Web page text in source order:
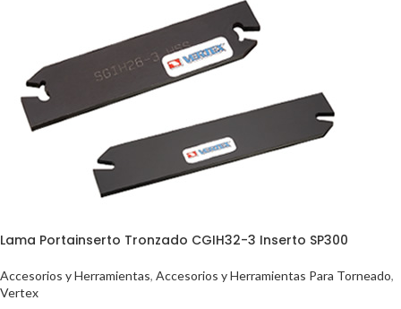
Lama Portainserto Tronzado CGIH32-3 Inserto SP300
Accesorios y Herramientas, Accesorios y Herramientas Para Torneado,
Vertex